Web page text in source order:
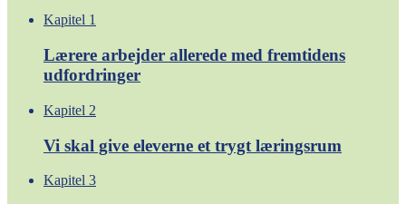
Kapitel 1
Lærere arbejder allerede med fremtidens
udfordringer
Kapitel 2
Vi skal give eleverne et trygt læringsrum
Kapitel 3